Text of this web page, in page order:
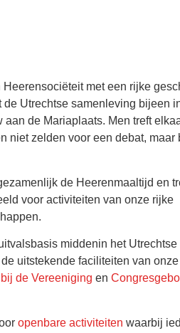
Heerensociëteit met een rijke
Utrechtse samenleving bijeen
de Mariaplaats. Men treft
niet zelden voor een debat, maar
de Heerenmaaltijd en
voor activiteiten van onze rijke
middenin het Utrechtse
uitstekende faciliteiten van onze
de Vereeniging en
openbare activiteiten waarbij